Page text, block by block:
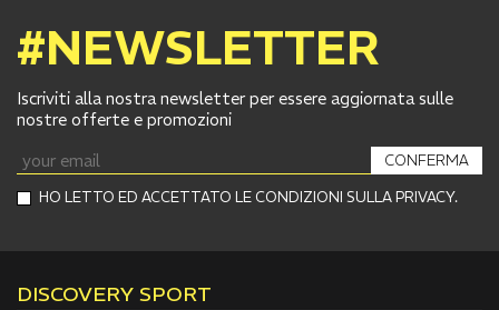
#NEWSLETTER
Iscriviti alla nostra newsletter per essere aggiornata sulle
nostre offerte e promozioni
HO LETTO ED ACCETTATO LE CONDIZIONI SULLA PRIVACY.
CONFERMA
DISCOVERY SPORT